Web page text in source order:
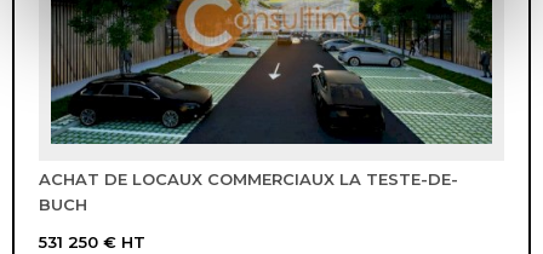
ACHAT DE LOCAUX COMMERCIAUX LA TESTE-DE-
BUCH
531 250 € HT